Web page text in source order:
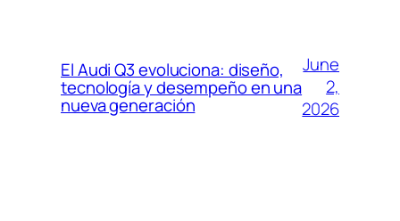
El Audi Q3 evoluciona: diseño,
tecnología y desempeño en una
nueva generación
June
2,
2026